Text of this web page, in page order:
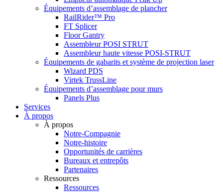
Équipements d’assemblage de plancher
RailRider™ Pro
FT Splicer
Floor Gantry
Assembleur POSI STRUT
Assembleur haute vitesse POSI-STRUT
Équipements de gabarits et système de projection laser
Wizard PDS
Virtek TrussLine
Équipements d’assemblage pour murs
Panels Plus
Services
À propos
À propos
Notre-Compagnie
Notre-histoire
Opportunités de carrières
Bureaux et entrepôts
Partenaires
Ressources
Ressources